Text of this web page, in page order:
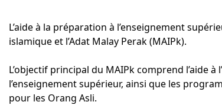
L’aide à la préparation à l’enseignement
islamique et l’Adat Malay Perak (MAIPk).
L’objectif principal du MAIPk comprend l’aide
l’enseignement supérieur, ainsi que les
pour les Orang Asli.